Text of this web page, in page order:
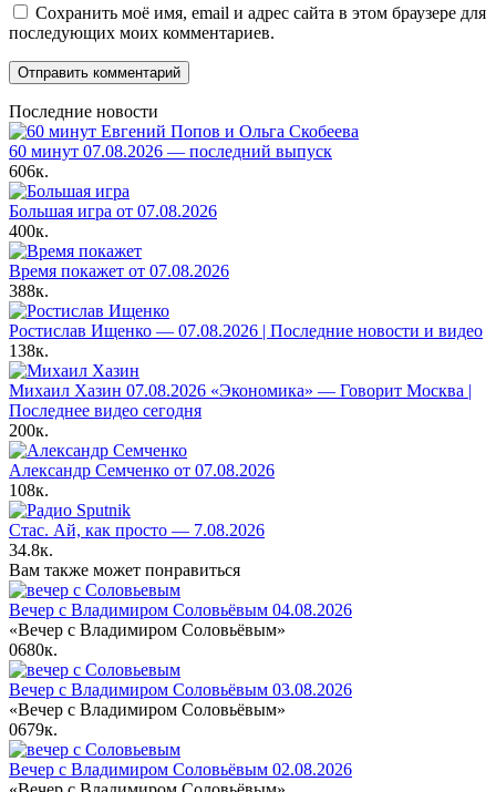
Сохранить моё имя, email и адрес сайта в этом браузере для
последующих моих комментариев.
Последние новости
60 минут 07.08.2026 — последний выпуск
606к.
Большая игра от 07.08.2026
400к.
Время покажет от 07.08.2026
388к.
Ростислав Ищенко — 07.08.2026 | Последние новости и видео
138к.
Михаил Хазин 07.08.2026 «Экономика» — Говорит Москва |
Последнее видео сегодня
200к.
Александр Семченко от 07.08.2026
108к.
Стас. Ай, как просто — 7.08.2026
34.8к.
Вам также может понравиться
Вечер с Владимиром Соловьёвым 04.08.2026
«Вечер с Владимиром Соловьёвым»
0680к.
Вечер с Владимиром Соловьёвым 03.08.2026
«Вечер с Владимиром Соловьёвым»
0679к.
Вечер с Владимиром Соловьёвым 02.08.2026